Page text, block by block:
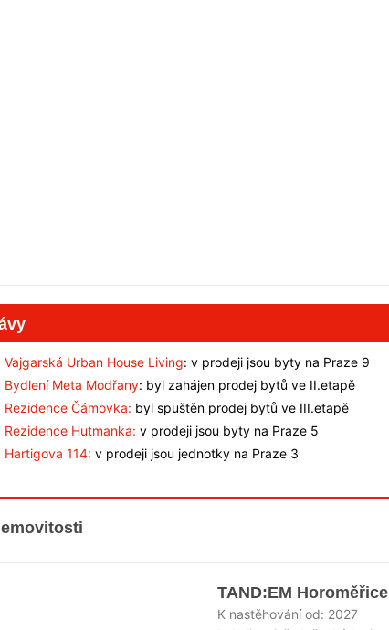
Vajgarská Urban House Living: v prodeji jsou byty na Praze 9
Bydlení Meta Modřany: byl zahájen prodej bytů ve II.etapě
Rezidence Čámovka: byl spuštěn prodej bytů ve III.etapě
Rezidence Hutmanka: v prodeji jsou byty na Praze 5
Hartigova 114: v prodeji jsou jednotky na Praze 3
TAND:EM Horoměřice
K nastěhování od: 2027